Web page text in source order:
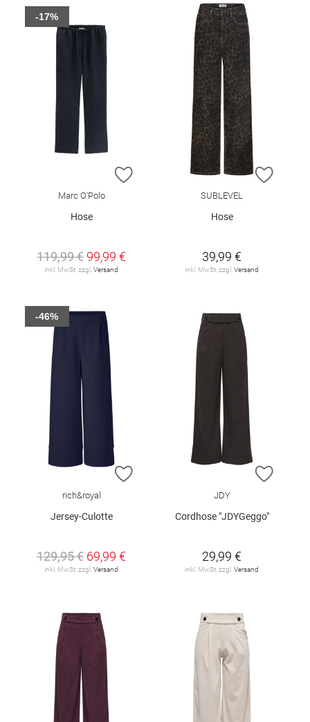
ZUR WUNSCHLISTE HINZUFÜGEN
Marc O'Polo
Hose
119,99 € 99,99 €
inkl. MwSt. zzgl. Versand
-17%
ZUR
SUBLEVEL
Hose
39,99 €
inkl. MwSt. zzgl. Versand
ZUR WUNSCHLISTE HINZUFÜGEN
rich&royal
Jersey-Culotte
129,95 € 69,99 €
inkl. MwSt. zzgl. Versand
-46%
ZUR
JDY
Cordhose "JDYGeggo"
29,99 €
inkl. MwSt. zzgl. Versand